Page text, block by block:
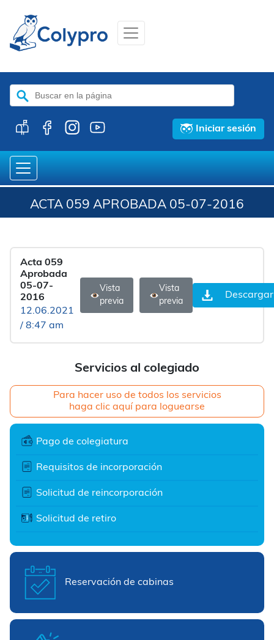
Buscar:
Iniciar sesión
ACTA 059 APROBADA 05-07-2016
Servicios al colegiado
Para hacer uso de todos los servicios
haga clic aquí para loguearse
Pago de colegiatura
Requisitos de incorporación
Solicitud de reincorporación
Solicitud de retiro
Reservación de cabinas
Acta 059
Aprobada
05-07-
2016
12.06.2021
/ 8:47 am
Vista
previa
Vista
previa
Descargar